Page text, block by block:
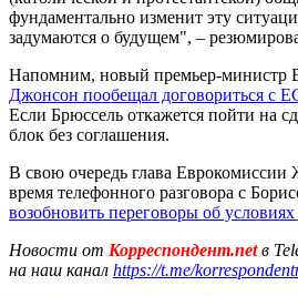
фундаментально изменит эту
задумаются о будущем", –
Напомним, новый премьер-министр
Джонсон пообещал договориться с
Если Брюссель откажется пойти на
блок без соглашения.
В свою очередь глава
время телефонного разговора с
возобновить переговоры об
Новости от Корреспондент.netв
на наш канал https://t.me/